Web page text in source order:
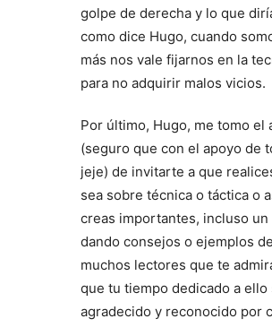
golpe de derecha y lo que
como dice Hugo, cuando
más nos vale fijarnos en la
para no adquirir malos vicios.
Por último, Hugo, me tomo el
(seguro que con el apoyo de
jeje) de invitarte a que
sea sobre técnica o táctica o
creas importantes, incluso
dando consejos o ejemplos
muchos lectores que te
que tu tiempo dedicado a ello
agradecido y reconocido por